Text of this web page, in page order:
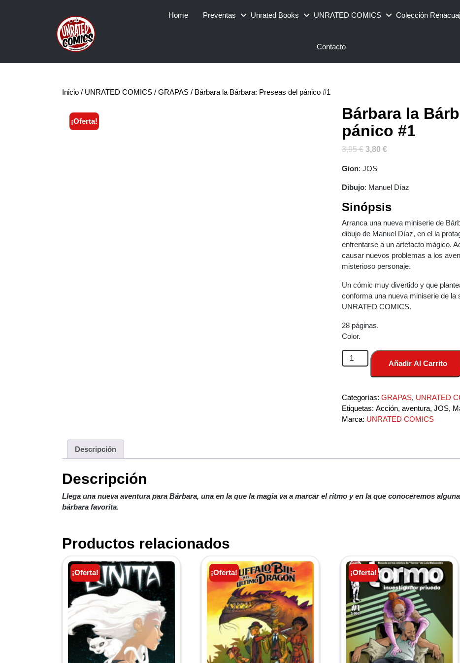
Home Preventas Unrated Books UNRATED COMICS Colección
Contacto
Inicio / UNRATED COMICS / GRAPAS / Bárbara la Bárbara: Preseas del pánico #1
¡Oferta!
Bárbara la
pánico #1
3,95€ El
original
3,95 €.
3,80 €El
3,80 €.
Gion: JOS
Dibujo: Manuel Díaz
Sinópsis
Arranca una nueva miniserie de
dibujo de Manuel Díaz, en el la
enfrentarse a un artefacto mágico.
causar nuevos problemas a los
misterioso personaje.
Un cómic muy divertido y que
conforma una nueva miniserie de
UNRATED COMICS.
28 páginas.
Color.
Bárbara
la
del
pánico
#1
Añadir Al Carrito
Categorías: GRAPAS, UNRATED
Etiquetas: Acción, aventura, JOS,
Marca: UNRATED COMICS
Descripción
Descripción
Llega una nueva aventura para Bárbara, una en la que la magia va a marcar el ritmo y en la que conoceremos
bárbara favorita.
Productos relacionados
¡Oferta! ¡Oferta! ¡Oferta!